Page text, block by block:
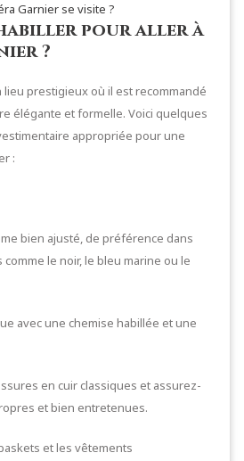
Garnier se visite ?
pour aller à
?
lieu prestigieux où il est recommandé
élégante et formelle. Voici quelques
appropriée pour une
:
bien ajusté, de préférence dans
le noir, le bleu marine ou le
avec une chemise habillée et une
en cuir classiques et assurez-
et bien entretenues.
et les vêtements